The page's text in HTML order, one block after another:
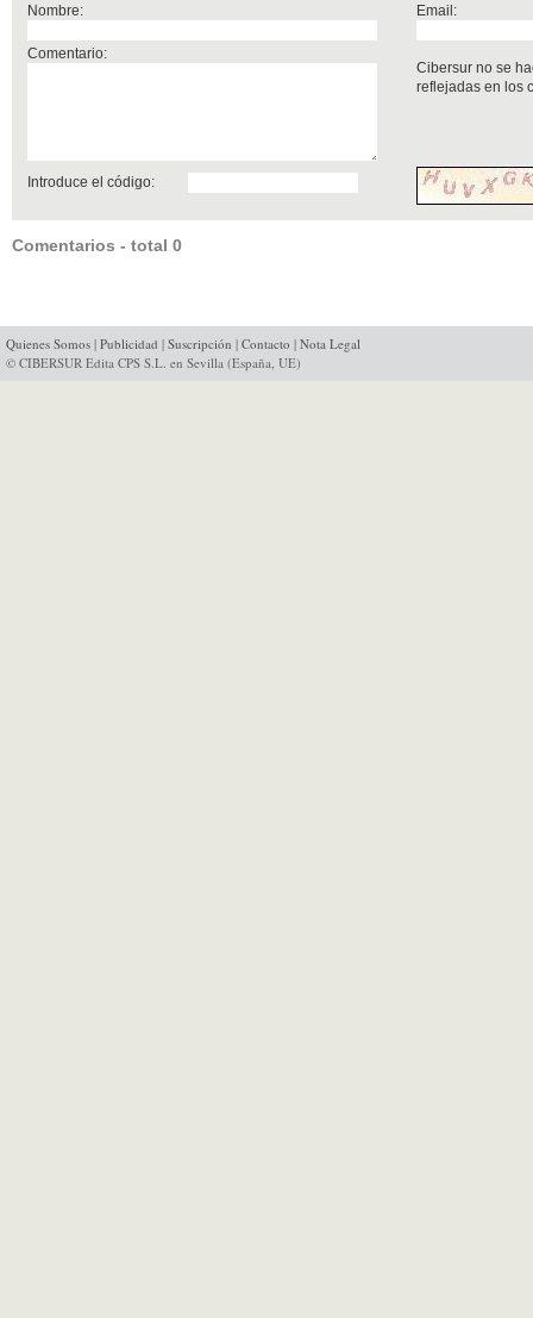
Nombre: Email:
Comentario:
Cibersur no se
reflejadas en los
Introduce el código:
Comentarios - total 0
Quienes Somos | Publicidad | Suscripción | Contacto | Nota Legal
© CIBERSUR Edita CPS S.L. en Sevilla (España, UE)